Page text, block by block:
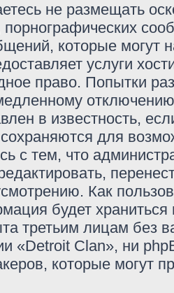
не размещать
которые могут
услуги
право. Попытки
в известность,
для
с тем, что
Как
будет
третьим лицам без
«Detroit Clan», ни
которые могут